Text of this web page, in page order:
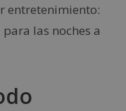
entretenimiento:
las noches a